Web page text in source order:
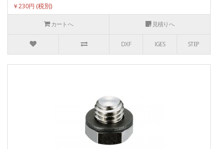
￥230円
カートへ 見積りへ
DXF IGES STEP